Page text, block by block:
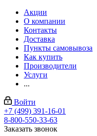
Акции
О компании
Контакты
Доставка
Пункты самовывоза
Как купить
Производители
Услуги
...
Войти
+7 (499) 391-16-01
8-800-550-33-63
Заказать звонок